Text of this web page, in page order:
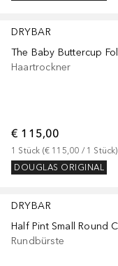
DRYBAR
Haartrockner
€ 115,00
1 Stück (€ 115,00 / 1 Stück)
DOUGLAS ORIGINAL
DRYBAR
Rundbürste